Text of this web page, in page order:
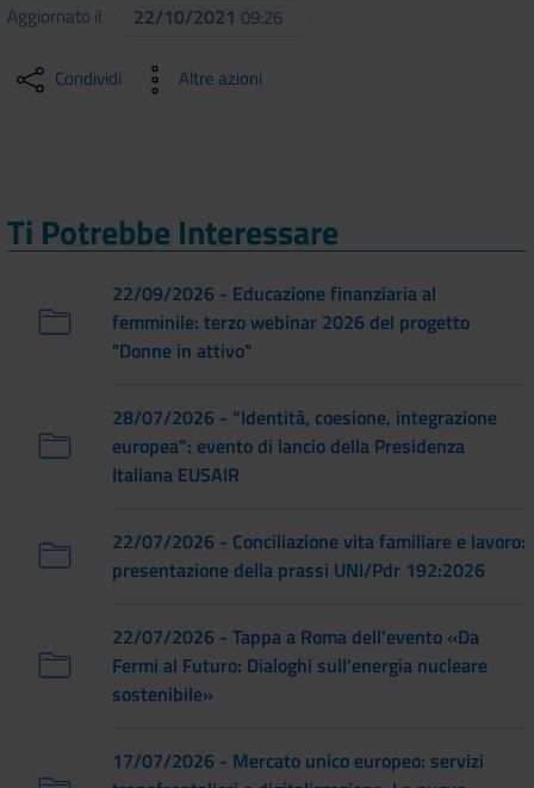
Aggiornato il 22/10/2021 09:26
Condividi Altre azioni
Ti Potrebbe Interessare
22/09/2026 - Educazione finanziaria al
femminile: terzo webinar 2026 del progetto
"Donne in attivo"
28/07/2026 - “Identità, coesione, integrazione
europea”: evento di lancio della Presidenza
Italiana EUSAIR
22/07/2026 - Conciliazione vita familiare e lavoro:
presentazione della prassi UNI/Pdr 192:2026
22/07/2026 - Tappa a Roma dell'evento «Da
Fermi al Futuro: Dialoghi sull'energia nucleare
sostenibile»
17/07/2026 - Mercato unico europeo: servizi